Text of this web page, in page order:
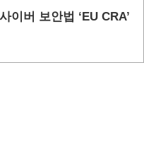
이버 보안법 ‘EU CRA’